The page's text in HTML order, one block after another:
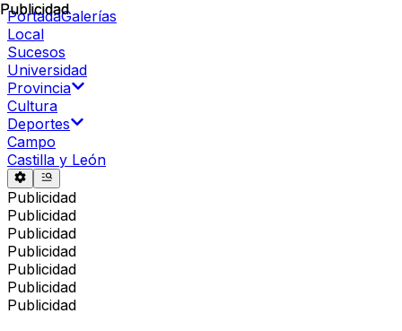
PortadaGalerías
Local
Sucesos
Universidad
Provincia
Cultura
Deportes
Campo
Castilla y León
Publicidad
Publicidad
Publicidad
Publicidad
Publicidad
Publicidad
Publicidad
Publicidad
Publicidad